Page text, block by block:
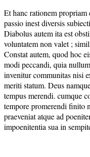
Et hanc rationem propriam
passio inest diversis
Diabolus autem ita est
voluntatem non valet ;
Constat autem, quod hoc
modi peccandi, quia
invenitur communitas nisi
meriti statum. Deus
tempus merendi. cumque
tempore promerendi finito
praeveniat atque ad
impoenitentia sua in